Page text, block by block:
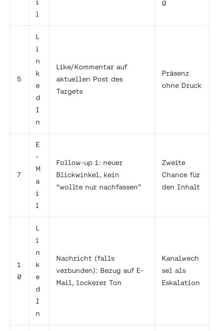
i
l
g
5
L
i
n
k
e
d
I
n
Like/Kommentar auf
aktuellen Post des
Targets
Präsenz
ohne Druck
7
E
-
M
a
i
l
Follow-up 1: neuer
Blickwinkel, kein
“wollte nur nachfassen”
Zweite
Chance für
den Inhalt
1
0
L
i
n
k
e
d
I
n
Nachricht (falls
verbunden): Bezug auf E-
Mail, lockerer Ton
Kanalwech
sel als
Eskalation